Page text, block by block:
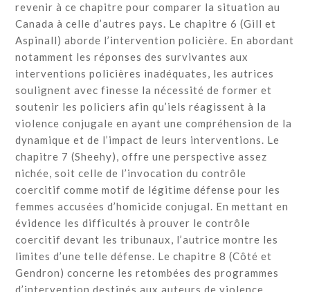
revenir à ce chapitre pour comparer la situation au
Canada à celle d’autres pays. Le chapitre 6 (Gill et
Aspinall) aborde l’intervention policière. En abordant
notamment les réponses des survivantes aux
interventions policières inadéquates, les autrices
soulignent avec finesse la nécessité de former et
soutenir les policiers afin qu’iels réagissent à la
violence conjugale en ayant une compréhension de la
dynamique et de l’impact de leurs interventions. Le
chapitre 7 (Sheehy), offre une perspective assez
nichée, soit celle de l’invocation du contrôle
coercitif comme motif de légitime défense pour les
femmes accusées d’homicide conjugal. En mettant en
évidence les difficultés à prouver le contrôle
coercitif devant les tribunaux, l’autrice montre les
limites d’une telle défense. Le chapitre 8 (Côté et
Gendron) concerne les retombées des programmes
d’intervention destinés aux auteurs de violence